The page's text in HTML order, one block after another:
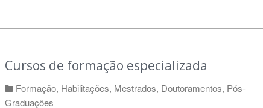
Cursos de formação especializada
Formação, Habilitações, Mestrados, Doutoramentos, Pós-
Graduações